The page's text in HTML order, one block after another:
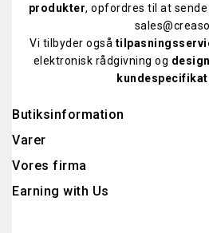
produkter, opfordres til at
Vi tilbyder også
elektronisk rådgivning og
Butiksinformation
Varer
Vores firma
Earning with Us